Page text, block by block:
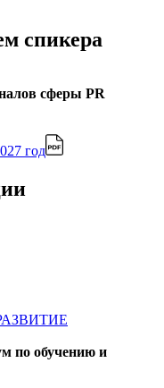
спикера
сферы PR
год
по обучению и